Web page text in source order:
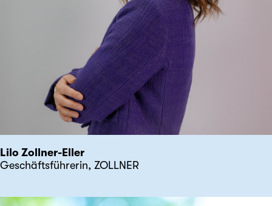
Lilo Zollner-Eller
Geschäftsführerin, ZOLLNER